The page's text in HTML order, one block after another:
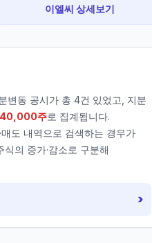
이엘씨 상세보기
변동 공시가 총 4건 있었고, 지분
주로 집계됩니다.
도 내역으로 검색하는 경우가
의 증가·감소로 구분해
›